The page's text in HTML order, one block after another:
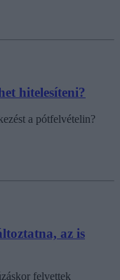
hitelesíteni?
a pótfelvételin?
az is
felvettek